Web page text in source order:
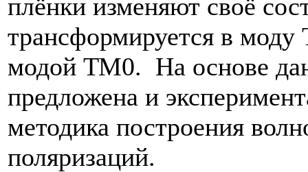
плёнки изменяют своё
трансформируется в моду
модой ТМ0. На основе
предложена и
методика построения
поляризаций.